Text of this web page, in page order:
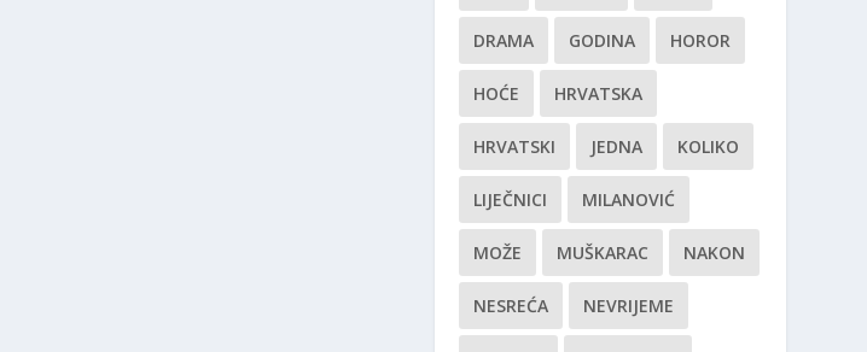
DRAMA GODINA HOROR
HOĆE HRVATSKA
HRVATSKI JEDNA KOLIKO
LIJEČNICI MILANOVIĆ
MOŽE MUŠKARAC NAKON
NESREĆA NEVRIJEME